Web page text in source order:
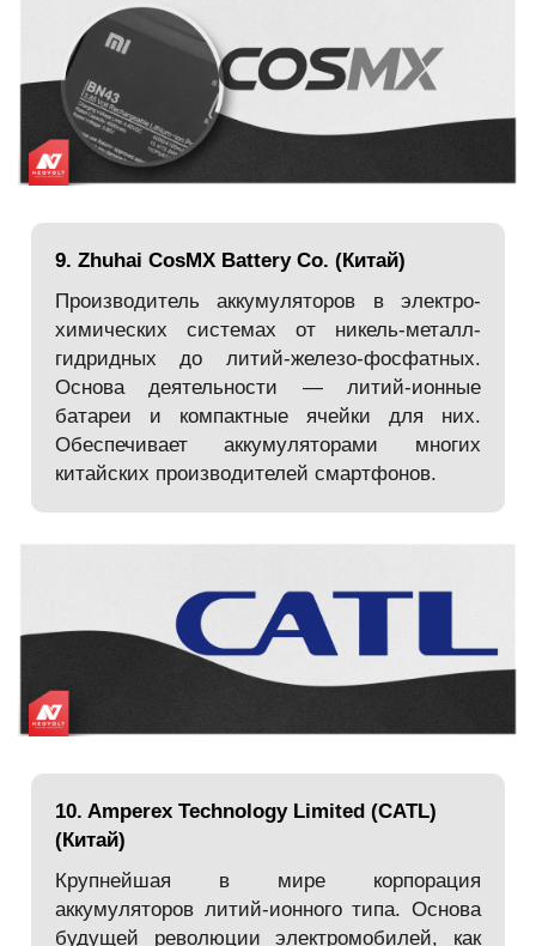
9. Zhuhai CosMX Battery Co. (Китай)
Производитель аккумуляторов в электро-
химических системах от никель-металл-
гидридных до литий-железо-фосфатных.
Основа деятельности — литий-ионные
батареи и компактные ячейки для них.
Обеспечивает аккумуляторами многих
китайских производителей смартфонов.
10. Amperex Technology Limited (CATL)
(Китай)
Крупнейшая в мире корпорация
аккумуляторов литий-ионного типа. Основа
будущей революции электромобилей, как